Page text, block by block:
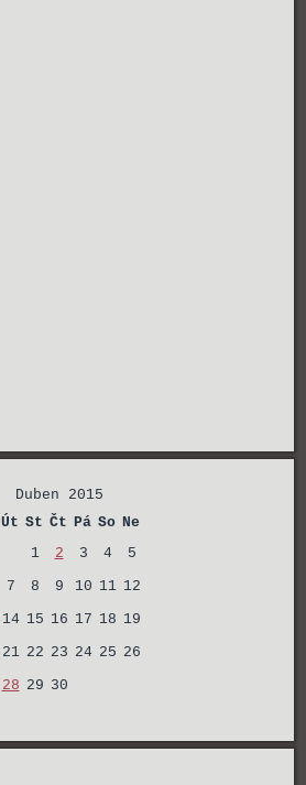
Duben 2015
Út St Čt Pá So Ne
1
2 3 4
5
7 8 9 10 11 12
14 15 16 17 18 19
21 22 23 24 25 26
28 29 30